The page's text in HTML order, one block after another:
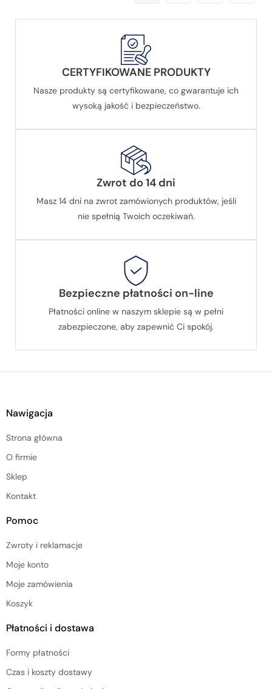
CERTYFIKOWANE PRODUKTY
Nasze produkty są certyfikowane, co gwarantuje ich
wysoką jakość i bezpieczeństwo.
Zwrot do 14 dni
Masz 14 dni na zwrot zamówionych produktów, jeśli
nie spełnią Twoich oczekiwań.
Bezpieczne płatności on-line
Płatności online w naszym sklepie są w pełni
zabezpieczone, aby zapewnić Ci spokój.
Nawigacja
Strona główna
O firmie
Sklep
Kontakt
Pomoc
Zwroty i reklamacje
Moje konto
Moje zamówienia
Koszyk
Płatności i dostawa
Formy płatności
Czas i koszty dostawy